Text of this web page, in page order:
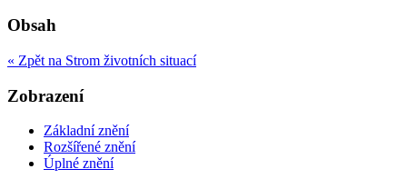
Obsah
« Zpět na Strom životních situací
Zobrazení
Základní znění
Rozšířené znění
Úplné znění